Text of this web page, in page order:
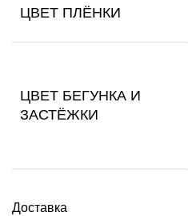
ЦВЕТ ПЛЁНКИ
ЦВЕТ БЕГУНКА И
ЗАСТЁЖКИ
Доставка